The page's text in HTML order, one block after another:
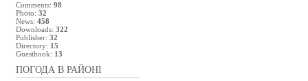
Comments: 98
Photo: 32
News: 458
Downloads: 322
Publisher: 32
Directory: 15
Guestbook: 13
ПОГОДА В РАЙОНІ